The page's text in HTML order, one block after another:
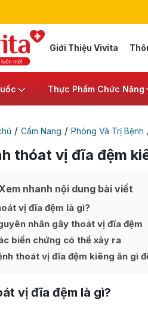
Giới Thiệu Vivita
Thực Phẩm Chức Năng
/ Cẩm Nang / Phòng Và Trị Bệnh
thóat vị đĩa đệm
nhanh nội dung bài viết
Ẩn
vị đĩa đệm là gì?
nhân gây thoát vị đĩa đệm
biến chứng có thể xảy ra
thoát vị đĩa đệm kiêng ăn gì
vị đĩa đệm là gì?